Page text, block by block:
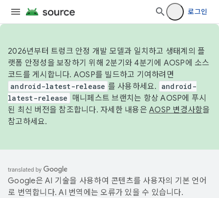
로그인
2026년부터 트렁크 안정 개발 모델과 일치하고 생태계의 플
랫폼 안정성을 보장하기 위해 2분기와 4분기에 AOSP에 소스
코드를 게시합니다. AOSP를 빌드하고 기여하려면
android-latest-release 를 사용하세요.
android-
latest-release
매니페스트 브랜치는 항상 AOSP에 푸시
된 최신 버전을 참조합니다. 자세한 내용은 AOSP 변경사항을
참고하세요.
Google은 AI 기술을 사용하여 콘텐츠를 사용자의 기본 언어
로 번역합니다. AI 번역에는 오류가 있을 수 있습니다.